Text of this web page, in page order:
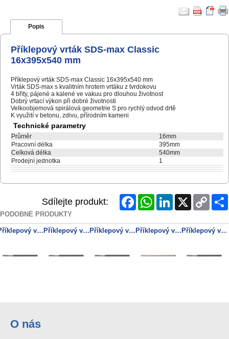
Popis
Příklepový vrták SDS-max Classic
16x395x540 mm
Příklepový vrták SDS-max Classic 16x395x540 mm
Vrták SDS-max s kvalitním hrotem vrtáku z tvrdokovu
4 břity, pájené a kalené ve vakuu pro dlouhou životnost
Dobrý vrtací výkon při dobré životnosti
Velkoobjemová spirálová geometrie S pro rychlý odvod drtě
K využití v betonu, zdivu, přírodním kameni
Technické parametry
Průměr
16mm
Pracovní délka
395mm
Celková délka
540mm
Prodejní jednotka
1
Sdílejte produkt: FacebookWhatsAppLinkedInX
Copy
Link
PODOBNÉ PRODUKTY
Příklepový vrták SDS-max PRO 4 Premium 12x200x340 mm Příklepový vrták SDS-max PRO 4 Premium 16x600x740 mm Příklepový vrták SDS-max PRO 4 Premium 20x400x520 mm Příklepový vrták SDS-max PRO 4 24x400x520 mm Příklepový vrták SDS-max PRO 4 Premium 18x200x340 mm
O nás